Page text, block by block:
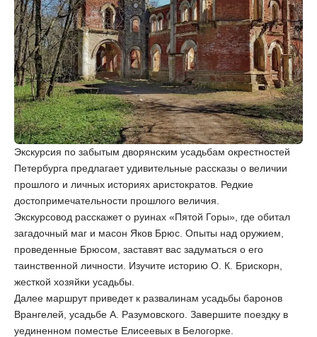
Экскурсия по забытым дворянским усадьбам окрестностей
Петербурга предлагает удивительные рассказы о величии
прошлого и личных историях аристократов. Редкие
достопримечательности прошлого величия.
Экскурсовод расскажет о руинах «Пятой Горы», где обитал
загадочный маг и масон Яков Брюс. Опыты над оружием,
проведенные Брюсом, заставят вас задуматься о его
таинственной личности. Изучите историю О. К. Брискорн,
жесткой хозяйки усадьбы.
Далее маршрут приведет к развалинам усадьбы баронов
Врангелей, усадьбе А. Разумовского. Завершите поездку в
уединенном поместье Елисеевых в Белогорке.